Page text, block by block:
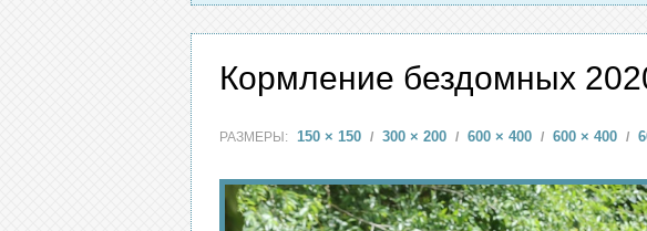
Кормление бездомных
РАЗМЕРЫ: 150 × 150 / 300 × 200 / 600 × 400 / 600 × 400 /